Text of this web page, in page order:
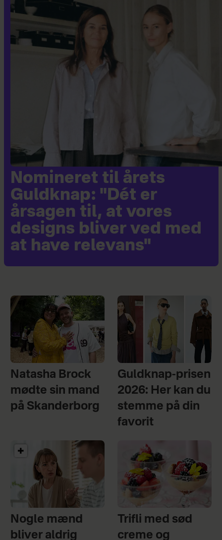
Nomineret til årets
Guldknap: "Dét er
årsagen til, at vores
designs bliver ved med
at have relevans"
Natasha Brock
mødte sin mand
på Skanderborg
Guldknap-prisen
2026: Her kan du
stemme på din
favorit
Nogle mænd
bliver aldrig
Trifli med sød
creme og